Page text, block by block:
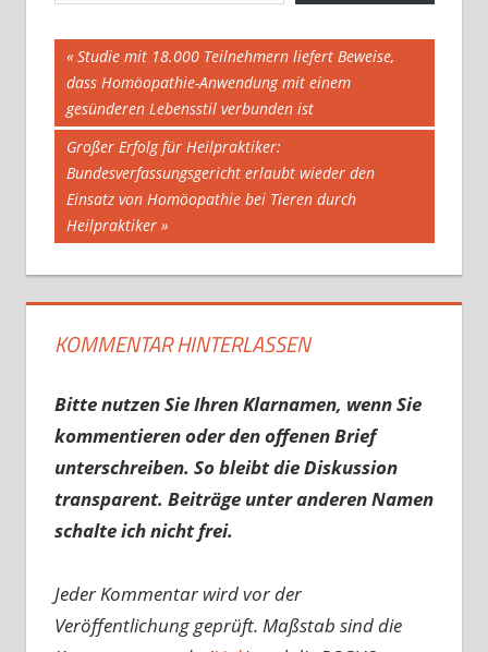
Beitragsnavigation
Vorheriger
Beitrag:
Studie mit 18.000 Teilnehmern liefert Beweise,
dass Homöopathie-Anwendung mit einem
gesünderen Lebensstil verbunden ist
Nächster
Beitrag:
Großer Erfolg für Heilpraktiker:
Bundesverfassungsgericht erlaubt wieder den
Einsatz von Homöopathie bei Tieren durch
Heilpraktiker
KOMMENTAR HINTERLASSEN
Bitte nutzen Sie Ihren Klarnamen, wenn Sie
kommentieren oder den offenen Brief
unterschreiben. So bleibt die Diskussion
transparent. Beiträge unter anderen Namen
schalte ich nicht frei.
Jeder Kommentar wird vor der
Veröffentlichung geprüft. Maßstab sind die